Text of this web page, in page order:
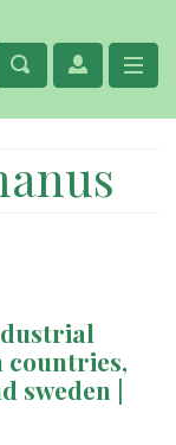
countries,
sweden |